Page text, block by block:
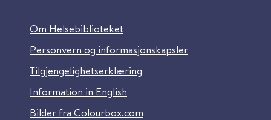
Om Helsebiblioteket
Personvern og informasjonskapsler
Tilgjengelighetserklæring
Information in English
Bilder fra Colourbox.com